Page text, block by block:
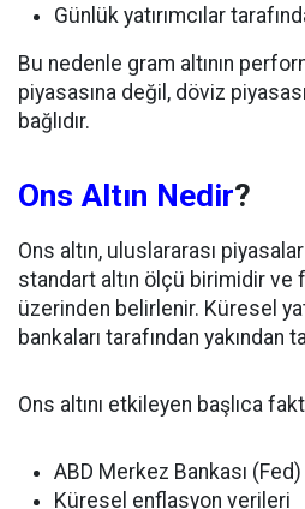
Günlük yatırımcılar
Bu nedenle gram altının
piyasasına değil, döviz
bağlıdır.
Ons Altın Nedir?
Ons altın, uluslararası
standart altın ölçü birimidir ve
üzerinden belirlenir. Küresel
bankaları tarafından yakından
Ons altını etkileyen başlıca
ABD Merkez Bankası
Küresel enflasyon verileri